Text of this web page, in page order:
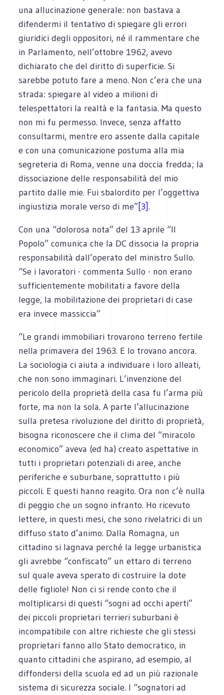
una allucinazione generale: non bastava a
difendermi il tentativo di spiegare gli errori
giuridici degli oppositori, né il rammentare che
in Parlamento, nell’ottobre 1962, avevo
dichiarato che del diritto di superficie. Si
sarebbe potuto fare a meno. Non c’era che una
strada: spiegare al video a milioni di
telespettatori la realtà e la fantasia. Ma questo
non mi fu permesso. Invece, senza affatto
consultarmi, mentre ero assente dalla capitale
e con una comunicazione postuma alla mia
segreteria di Roma, venne una doccia fredda; la
dissociazione delle responsabilità del mio
partito dalle mie. Fui sbalordito per l’oggettiva
ingiustizia morale verso di me”[3].
Con una “dolorosa nota” del 13 aprile “Il
Popolo” comunica che la DC dissocia la propria
responsabilità dall’operato del ministro Sullo.
“Se i lavoratori - commenta Sullo - non erano
sufficientemente mobilitati a favore della
legge, la mobilitazione dei proprietari di case
era invece massiccia”
“Le grandi immobiliari trovarono terreno fertile
nella primavera del 1963. E lo trovano ancora.
La sociologia ci aiuta a individuare i loro alleati,
che non sono immaginari. L’invenzione del
pericolo della proprietà della casa fu l’arma più
forte, ma non la sola. A parte l’allucinazione
sulla pretesa rivoluzione del diritto di proprietà,
bisogna riconoscere che il clima del “miracolo
economico” aveva (ed ha) creato aspettative in
tutti i proprietari potenziali di aree, anche
periferiche e suburbane, soprattutto i più
piccoli. E questi hanno reagito. Ora non c’è nulla
di peggio che un sogno infranto. Ho ricevuto
lettere, in questi mesi, che sono rivelatrici di un
diffuso stato d’animo. Dalla Romagna, un
cittadino si lagnava perché la legge urbanistica
gli avrebbe “confiscato” un ettaro di terreno
sul quale aveva sperato di costruire la dote
delle figliole! Non ci si rende conto che il
moltiplicarsi di questi “sogni ad occhi aperti”
dei piccoli proprietari terrieri suburbani è
incompatibile con altre richieste che gli stessi
proprietari fanno allo Stato democratico, in
quanto cittadini che aspirano, ad esempio, al
diffondersi della scuola ed ad un più razionale
sistema di sicurezza sociale. I “sognatori ad